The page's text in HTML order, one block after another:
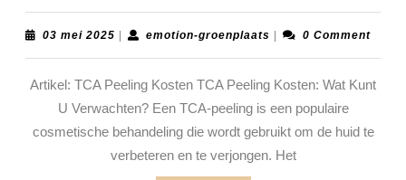
Kosten
van
een
TCA
Peeling:
Wat
03 mei 2025 03
| emotion-groenplaatsemotion-
| 0 Comment
Artikel: TCA Peeling Kosten TCA Peeling Kosten: Wat Kunt
U Verwachten? Een TCA-peeling is een populaire
cosmetische behandeling die wordt gebruikt om de huid te
verbeteren en te verjongen. Het